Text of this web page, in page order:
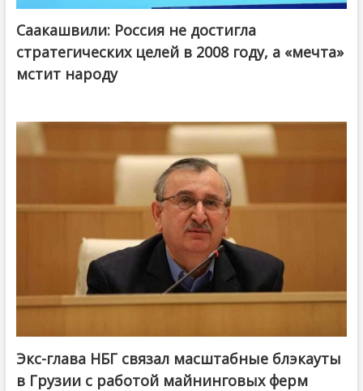
Саакашвили: Россия не достигла
стратегических целей в 2008 году, а «мечта»
мстит народу
Экс-глава НБГ связал масштабные блэкауты
в Грузии с работой майнинговых ферм